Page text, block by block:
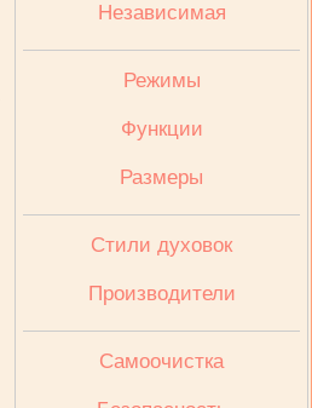
Независимая
Режимы
Функции
Размеры
Стили духовок
Производители
Cамоочистка